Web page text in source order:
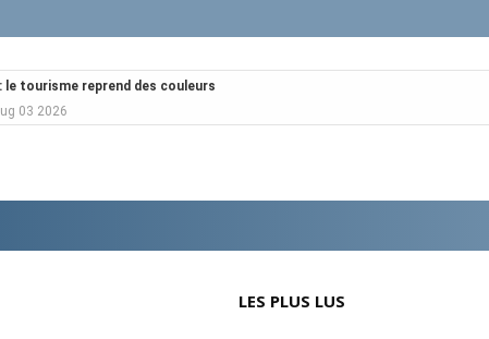
le tourisme reprend des couleurs
03 2026
: BYD (Chine) signe 3 mois de croissance sur ses ventes mondiales
-Jul 29 2026
Atlantique : le projet prend forme progressivement
25 2026
LES PLUS LUS